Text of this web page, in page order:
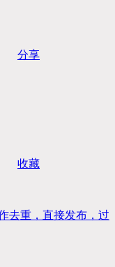
分享
收藏
去重，直接发布，过